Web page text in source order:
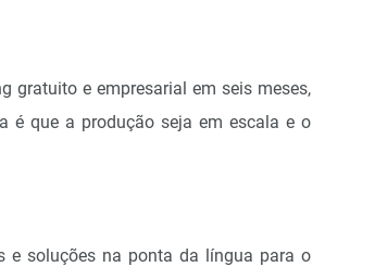
gratuito e empresarial em seis meses,
é que a produção seja em escala e o
e soluções na ponta da língua para o